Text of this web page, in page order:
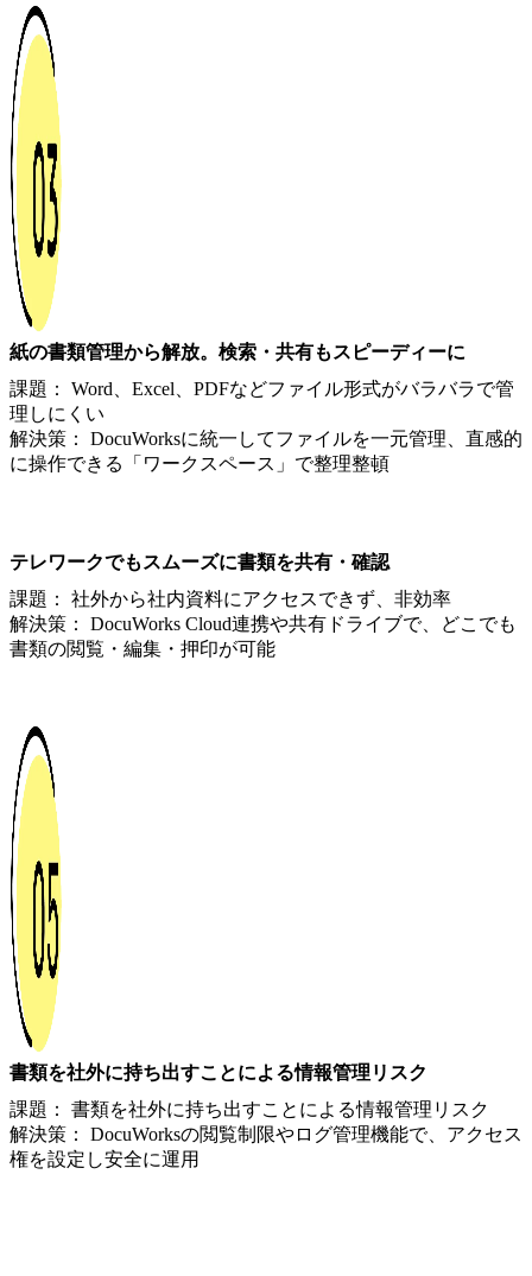
紙の書類管理から解放。検索・共有もスピーディーに
課題： Word、Excel、PDFなどファイル形式がバラバラで管
理しにくい
解決策： DocuWorksに統一してファイルを一元管理、直感的
に操作できる「ワークスペース」で整理整頓
テレワークでもスムーズに書類を共有・確認
課題： 社外から社内資料にアクセスできず、非効率
解決策： DocuWorks Cloud連携や共有ドライブで、どこでも
書類の閲覧・編集・押印が可能
書類を社外に持ち出すことによる情報管理リスク
課題： 書類を社外に持ち出すことによる情報管理リスク
解決策： DocuWorksの閲覧制限やログ管理機能で、アクセス
権を設定し安全に運用